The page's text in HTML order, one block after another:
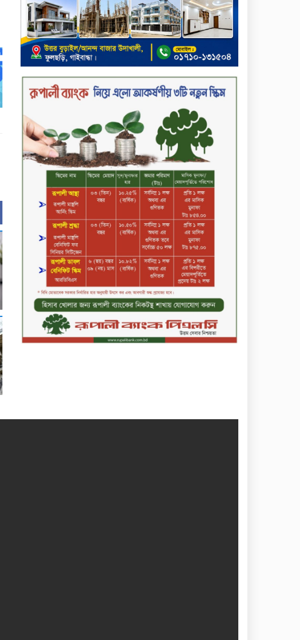
দেশজুড়ে কেনাকাটায় সেরা অফার,
ব্র্যান্ড রাশ আওয়ার এবং
এক্সক্লুসিভ পেমেন্ট ডিসকাউন্ট নিয়ে
এলো দারাজ ৮.৮ গ্রেট ৮ সেল
টাঙ্গাইল জেলা পরিষদের ২৩লাখ
টাকার অনুদান বিতরণ
ডিজিটাল স্ক্রিন ছেড়ে ফসলের মাঠে
শিক্ষার্থীরা; টাঙ্গাইলের মহিষমারা
কলেজে খুন্তি-কোদালে তরুণদের
নতুন বিপ্লব!
শান্তা পিনাকলে প্রিমিয়ার ব্যাংকের
বোর্ড সভা অনুষ্ঠিত
কাফরুলে মুক্তিযোদ্ধা কল্যাণ
সমিতিতে ইশতিয়াক আজিজ
উলফাতের কোটি টাকার দুর্নীতি,
ফ্ল্যাট দখলের অপচেষ্টা ও সন্ত্রাসী
হামলা
ব্যাংকিং খাত স্থিতিশীল করতে ১৮
মাসের পরিকল্পনা কেন্দ্রীয়
ব্যাংকের